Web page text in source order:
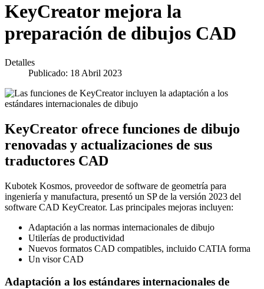
KeyCreator mejora la
preparación de dibujos CAD
Detalles
Publicado: 18 Abril 2023
KeyCreator ofrece funciones de dibujo
renovadas y actualizaciones de sus
traductores CAD
Kubotek Kosmos, proveedor de software de geometría para
ingeniería y manufactura, presentó un SP de la versión 2023 del
software CAD KeyCreator. Las principales mejoras incluyen:
Adaptación a las normas internacionales de dibujo
Utilerías de productividad
Nuevos formatos CAD compatibles, incluido CATIA forma
Un visor CAD
Adaptación a los estándares internacionales de